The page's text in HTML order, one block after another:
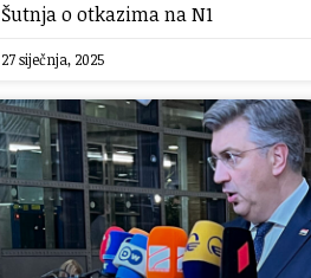
Šutnja o otkazima na N1
27 siječnja, 2025